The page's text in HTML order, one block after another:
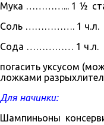
Мука …………... 1 ½
Соль ……………. 1 ч.л.
Сода …………… 1 ч.л.
погасить уксусом
ложками
Для начинки:
Шампиньоны